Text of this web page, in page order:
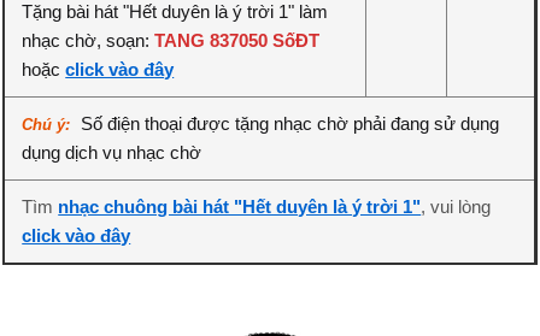
Tặng bài hát "Hết duyên là ý trời 1" làm
nhạc chờ, soạn:TANG 837050 SốĐT
hoặcclick vào đây
Chú ý:
Số điện thoại được tặng nhạc chờ phải đang sử dụng
dụng dịch vụ nhạc chờ
Tìm nhạc chuông bài hát "Hết duyên là ý trời 1", vui lòng
click vào đây